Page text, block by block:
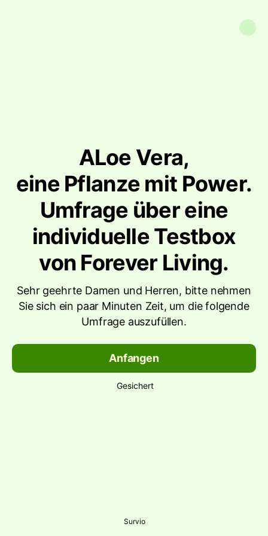
ALoe Vera,
eine Pflanze mit Power.
Umfrage über eine
individuelle Testbox
von Forever Living.
Sehr geehrte Damen und Herren, bitte nehmen
Sie sich ein paar Minuten Zeit, um die folgende
Umfrage auszufüllen.
Anfangen
Gesichert
Survio